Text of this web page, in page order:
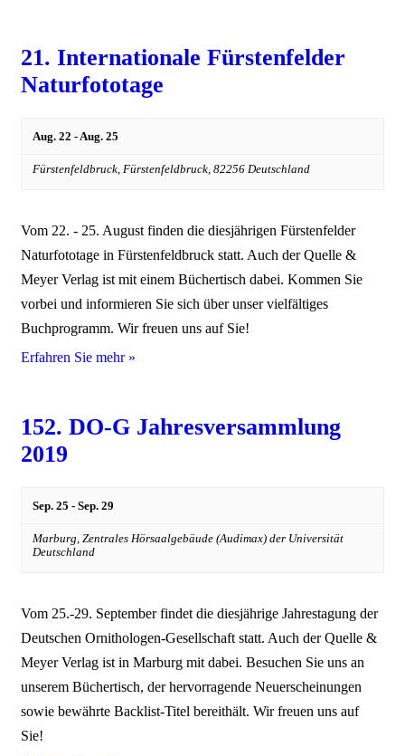
21. Internationale Fürstenfelder
Naturfototage
Aug. 22 - Aug. 25
Fürstenfeldbruck, Fürstenfeldbruck 82256 Deutschland
Vom 22. - 25. August finden die diesjährigen Fürstenfelder
Naturfototage in Fürstenfeldbruck statt. Auch der Quelle &
Meyer Verlag ist mit einem Büchertisch dabei. Kommen Sie
vorbei und informieren Sie sich über unser vielfältiges
Buchprogramm. Wir freuen uns auf Sie!
Erfahren Sie mehr »
152. DO-G Jahresversammlung
2019
Sep. 25 - Sep. 29
Marburg, Zentrales Hörsaalgebäude (Audimax) der Universität
Deutschland
Vom 25.-29. September findet die diesjährige Jahrestagung der
Deutschen Ornithologen-Gesellschaft statt. Auch der Quelle &
Meyer Verlag ist in Marburg mit dabei. Besuchen Sie uns an
unserem Büchertisch, der hervorragende Neuerscheinungen
sowie bewährte Backlist-Titel bereithält. Wir freuen uns auf
Sie!